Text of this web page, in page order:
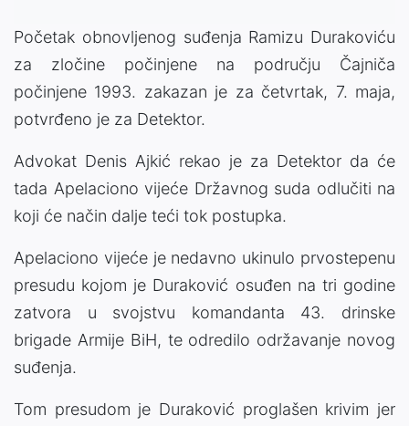
Početak obnovljenog suđenja Ramizu Durakoviću
za zločine počinjene na području Čajniča
počinjene 1993. zakazan je za četvrtak, 7. maja,
potvrđeno je za Detektor.
Advokat Denis Ajkić rekao je za Detektor da će
tada Apelaciono vijeće Državnog suda odlučiti na
koji će način dalje teći tok postupka.
Apelaciono vijeće je nedavno ukinulo prvostepenu
presudu kojom je Duraković osuđen na tri godine
zatvora u svojstvu komandanta 43. drinske
brigade Armije BiH, te odredilo održavanje novog
suđenja.
Tom presudom je Duraković proglašen krivim jer